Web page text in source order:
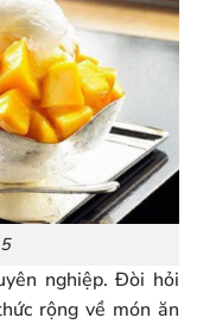
nghiệp. Đòi hỏi
rộng về món ăn